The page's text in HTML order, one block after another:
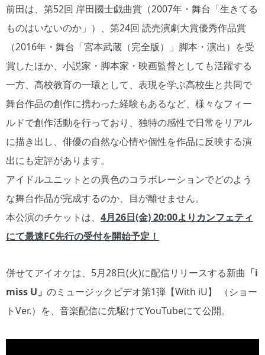
前田は、第52回 岸田國士戯曲賞（2007年・舞台「生きてる
ものはいないのか」）、第24回 読売演劇大賞優秀作品賞
（2016年・舞台「宮本武蔵（完全版）」脚本・演出）を受
賞したほか、小説家・脚本家・映画監督としても活躍する
一方、高校教育の一環として、表現を学ぶ高校生と共同で
舞台作品の創作に携わった経験もあるなど、様々なフィー
ルドで創作活動を行っており、独特の感性で日常をリアル
に描き出し、俳優の自然な心情や個性を作品に反映する演
出にも定評があります。
アイドルユニットとの異色のコラボレーションでどのよう
な舞台作品が完成するのか、目が離せません。
本公演のチケットは、 4月26日(金) 20:00よりカンフェティ
にて最速FC先行の受付を開始予定！
併せてアイオケは、5月28日(火)に配信リリースする新曲 「i
miss U」 のミュージックビデオ第1弾【With iU】 （ショー
トVer.）を、音楽配信に先駆けてYouTubeにて公開。